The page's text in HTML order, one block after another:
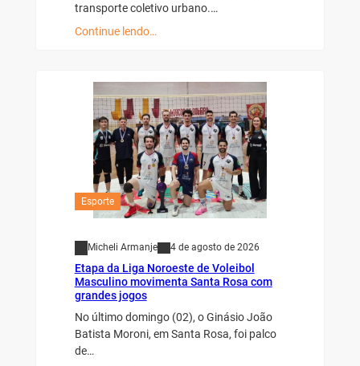
transporte coletivo urbano.…
Continue lendo…
Esporte
Micheli Armanje 4 de agosto de 2026
Etapa da Liga Noroeste de Voleibol
Masculino movimenta Santa Rosa com
grandes jogos
No último domingo (02), o Ginásio João
Batista Moroni, em Santa Rosa, foi palco
de…